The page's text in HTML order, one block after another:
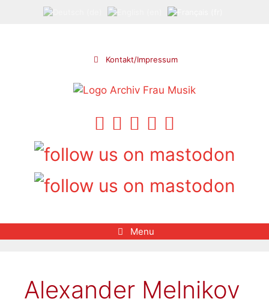
Kontakt/Impressum
Menu
Alexander Melnikov